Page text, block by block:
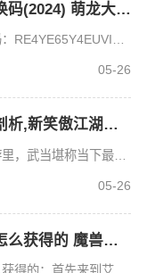
萌龙大乱斗兑换码(2024) 萌龙大乱斗最新兑换码大全永久有效
05-26
太极真武强度剖析,新笑傲江湖武当选流指南, 游戏流派选择攻略
在新笑傲江湖手游里，武当堪称当下最强的 PVP 职业，具备极高的远程爆发伤害。那么此门派挑选哪个流派更为合适呢？今日 2214 游戏网特意为大家呈上两个流派的强度对比情况，赶紧来一探究竟吧！据悉，随着
05-26
褪色巫师帽子怎么获得的 魔兽世界(怀旧服)褪色巫师帽子获得攻略